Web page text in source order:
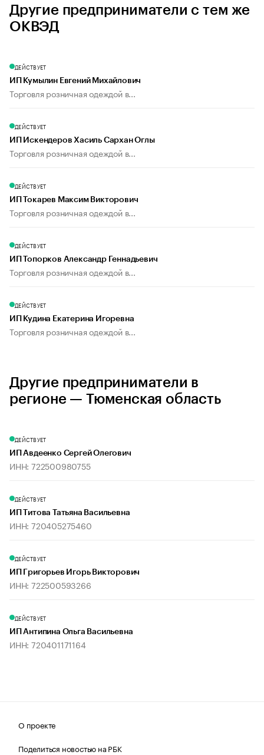
Другие предприниматели с тем же
ОКВЭД
ДЕЙСТВУЕТ
ИП Кумылин Евгений Михайлович
Торговля розничная одеждой в...
ДЕЙСТВУЕТ
ИП Искендеров Хасиль Сархан Оглы
Торговля розничная одеждой в...
ДЕЙСТВУЕТ
ИП Токарев Максим Викторович
Торговля розничная одеждой в...
ДЕЙСТВУЕТ
ИП Топорков Александр Геннадьевич
Торговля розничная одеждой в...
ДЕЙСТВУЕТ
ИП Кудина Екатерина Игоревна
Торговля розничная одеждой в...
Другие предприниматели в
регионе — Тюменская область
ДЕЙСТВУЕТ
ИП Авдеенко Сергей Олегович
ИНН: 722500980755
ДЕЙСТВУЕТ
ИП Титова Татьяна Васильевна
ИНН: 720405275460
ДЕЙСТВУЕТ
ИП Григорьев Игорь Викторович
ИНН: 722500593266
ДЕЙСТВУЕТ
ИП Антипина Ольга Васильевна
ИНН: 720401171164
О проекте
Поделиться новостью на РБК